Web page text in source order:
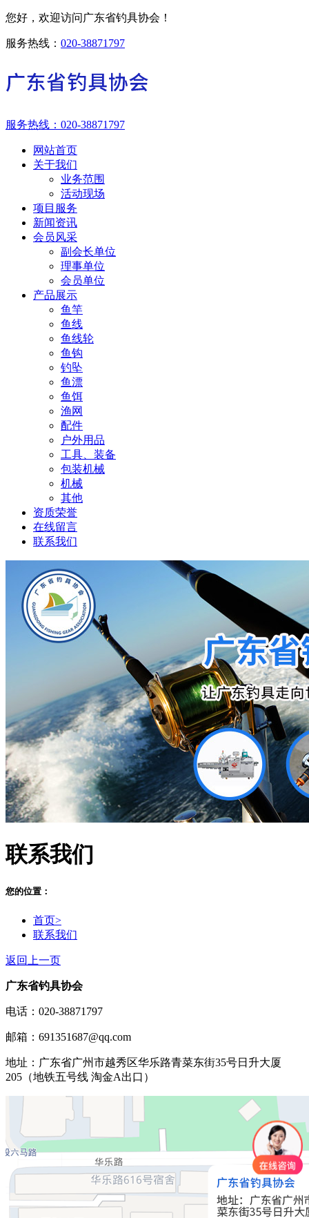
您好，欢迎访问广东省钓具协会！
服务热线： 020-38871797
服务热线： 020-38871797
网站首页
关于我们
业务范围
活动现场
项目服务
新闻资讯
会员风采
副会长单位
理事单位
会员单位
产品展示
鱼竿
鱼线
鱼线轮
鱼钩
钓坠
鱼漂
鱼饵
渔网
配件
户外用品
工具、装备
包装机械
机械
其他
资质荣誉
在线留言
联系我们
联系我们
您的位置：
首页>
联系我们
返回上一页
广东省钓具协会
电话：020-38871797
邮箱：691351687@qq.com
地址：广东省广州市越秀区华乐路青菜东街35号日升大厦
205（地铁五号线 淘金A出口）